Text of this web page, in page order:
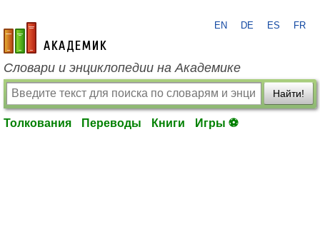
academic.ru
EN DE ES FR
Словари и энциклопедии на Академике
Найти!
Толкования Переводы Книги Игры ⚽